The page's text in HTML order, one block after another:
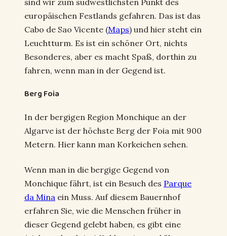
sind wir zum südwestlichsten Punkt des
europäischen Festlands gefahren. Das ist das
Cabo de Sao Vicente (Maps) und hier steht ein
Leuchtturm. Es ist ein schöner Ort, nichts
Besonderes, aber es macht Spaß, dorthin zu
fahren, wenn man in der Gegend ist.
Berg Foia
In der bergigen Region Monchique an der
Algarve ist der höchste Berg der Foia mit 900
Metern. Hier kann man Korkeichen sehen.
Wenn man in die bergige Gegend von
Monchique fährt, ist ein Besuch des Parque
da Mina ein Muss. Auf diesem Bauernhof
erfahren Sie, wie die Menschen früher in
dieser Gegend gelebt haben, es gibt eine